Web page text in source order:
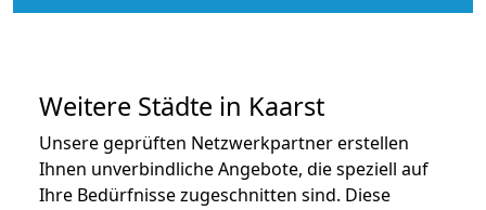
Weitere Städte in Kaarst
Unsere geprüften Netzwerkpartner erstellen
Ihnen unverbindliche Angebote, die speziell auf
Ihre Bedürfnisse zugeschnitten sind. Diese